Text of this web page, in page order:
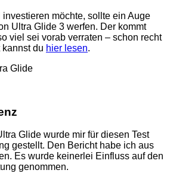
möchte, sollte ein Auge
Ultra Glide 3 werfen. Der kommt
viel sei vorab verraten – schon recht
kannst du hier lesen.
Glide wurde mir für diesen Test
gestellt. Den Bericht habe ich aus
Es wurde keinerlei Einfluss auf den
genommen.